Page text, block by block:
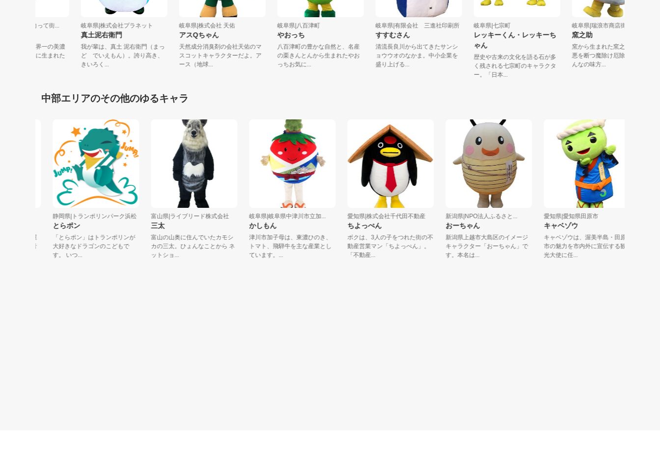
阜県|陶町明日に向って街...
浪市陶町にある世界一の美濃
こま犬をモチーフに生まれた
岐阜県|株式会社プラネット
真土泥右衛門
我が輩は、真土 泥右衛門（まっ
ど でいえもん）。誇り高き、
きいろく...
岐阜県|株式会社 天佑
アスQちゃん
天然成分消臭剤の会社天佑のマ
スコットキャラクターだよ。ア
ース（地球...
岐阜県|八百津町
やおっち
八百津町の豊かな自然と、名産
の栗きんとんから生まれたやお
っちお気に...
岐阜県|有限会社 三進社印刷所
すすむさん
清流長良川から出てきたサンシ
ョウウオのなかま。中小企業を
盛り上げる...
岐阜県|七宗町
レッキーくん・レッキーち
ゃん
歴史や古来の文化を語る石が多
く残される七宗町のキャラクタ
ー。「日本...
岐阜県|瑞浪市商店街連合会
窯之助
窯から生まれた窯之助炎の
悪を断つ魔除け厄除け窯之
んなの味方...
中部エリアのその他のゆるキャラ
静岡県|トランポリンパーク浜松
とらポン
「とらポン」はトランポリンが
大好きなドラゴンのこどもで
す。 いつ...
富山県|ライブリード株式会社
三太
富山の山奥に住んでいたカモシ
カの三太。ひょんなことから ネ
ットショ...
岐阜県|岐阜県中津川市立加...
かしもん
津川市加子母は、東濃ひのき、
トマト、飛騨牛を主な産業とし
ています。...
愛知県|株式会社千代田不動産
ちよっぺん
ボクは、3人の子をつれた街の不
動産営業マン「ちよっぺん」。
「不動産...
新潟県|NPO法人ふるさと...
おーちゃん
新潟県上越市大島区のイメージ
キャラクター「おーちゃん」で
す。本名は...
愛知県|愛知県田原市
キャベゾウ
キャベゾウは、渥美半島・田原
市の魅力を市内外に宣伝する観
光大使に任...